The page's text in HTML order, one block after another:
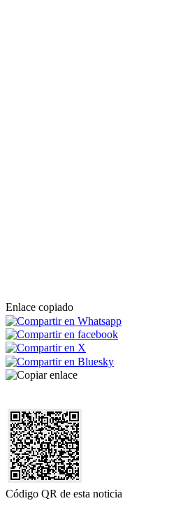
Enlace copiado
Código QR de esta noticia